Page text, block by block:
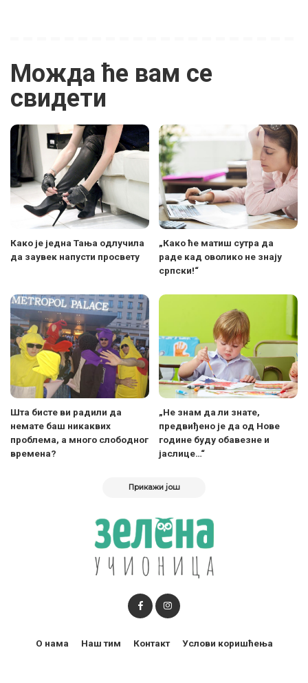
Можда ће вам се
свидети
Како је једна Тања одлучила
да заувек напусти просвету
„Како ће матиш сутра да
раде кад оволико не знају
српски!“
Шта бисте ви радили да
немате баш никаквих
проблема, а много слободног
времена?
„Не знам да ли знате,
предвиђено је да од Нове
године буду обавезне и
јаслице…“
Прикажи још
О нама Наш тим Контакт Услови коришћења